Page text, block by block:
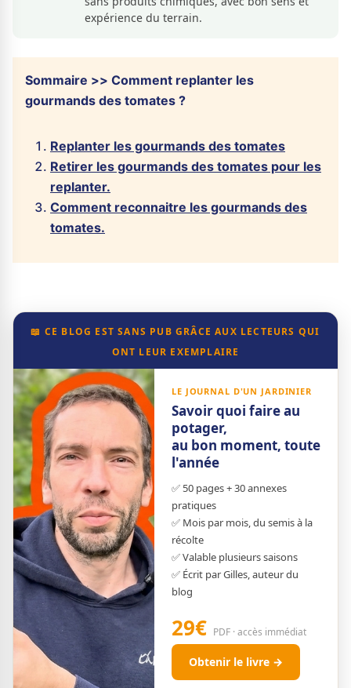
expérience du terrain.
Sommaire >> Comment replanter les
gourmands des tomates ?
Replanter les gourmands des tomates
Retirer les gourmands des tomates pour les
replanter.
Comment reconnaitre les gourmands des
tomates.
📖 CE BLOG EST SANS PUB GRÂCE AUX LECTEURS QUI
ONT LEUR EXEMPLAIRE
LE JOURNAL D'UN JARDINIER
Savoir quoi faire au
potager,
au bon moment, toute
l'année
✅ 50 pages + 30 annexes
pratiques
✅ Mois par mois, du semis à la
récolte
✅ Valable plusieurs saisons
✅ Écrit par Gilles, auteur du
blog
29€ PDF · accès immédiat
Obtenir le livre →